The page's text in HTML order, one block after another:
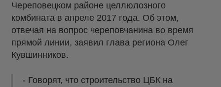
Череповецком районе целлюлозного
комбината в апреле 2017 года. Об этом,
отвечая на вопрос череповчанина во время
прямой линии, заявил глава региона Олег
Кувшинников.
- Говорят, что строительство ЦБК на